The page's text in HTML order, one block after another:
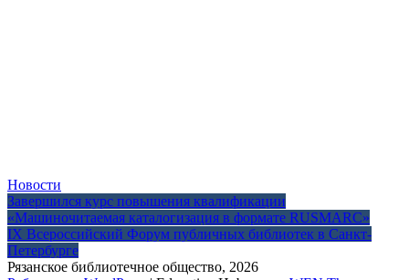
Новости
Навигация
по
записям
Завершился курс повышения квалификации
«Машиночитаемая каталогизация в формате RUSMARC»
IX Всероссийский Форум публичных библиотек в Санкт-
Петербурге
Рязанское библиотечное общество, 2026